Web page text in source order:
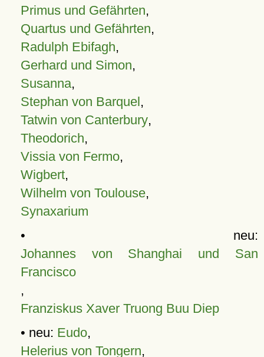
Primus und Gefährten,
Quartus und Gefährten,
Radulph Ebifagh,
Gerhard und Simon,
Susanna,
Stephan von Barquel,
Tatwin von Canterbury,
Theodorich,
Vissia von Fermo,
Wigbert,
Wilhelm von Toulouse,
Synaxarium
• neu:
Johannes von Shanghai und San
Francisco
,
Franziskus Xaver Truong Buu Diep
• neu: Eudo,
Helerius von Tongern,